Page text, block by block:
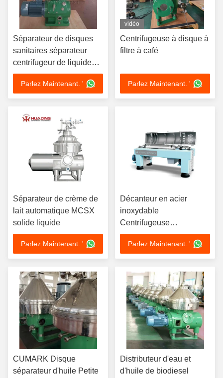
Séparateur de disques
sanitaires séparateur
centrifugeur de liquides
solides
Parlez Maintenant. '
vidéo
Centrifugeuse à disque à
filtre à café
Parlez Maintenant. '
Séparateur de crème de
lait automatique MCSX
solide liquide
Parlez Maintenant. '
Décanteur en acier
inoxydable
Centrifugeuse
Séparateurs
Parlez Maintenant. '
CUMARK Disque
séparateur d'huile Petite
Distributeur d'eau et
d'huile de biodiesel